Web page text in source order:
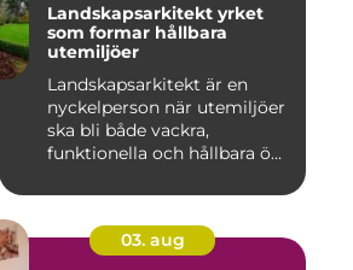
Landskapsarkitekt yrket
som formar hållbara
utemiljöer
Landskapsarkitekt är en
nyckelperson när utemiljöer
ska bli både vackra,
funktionella och hållbara ö...
03. aug